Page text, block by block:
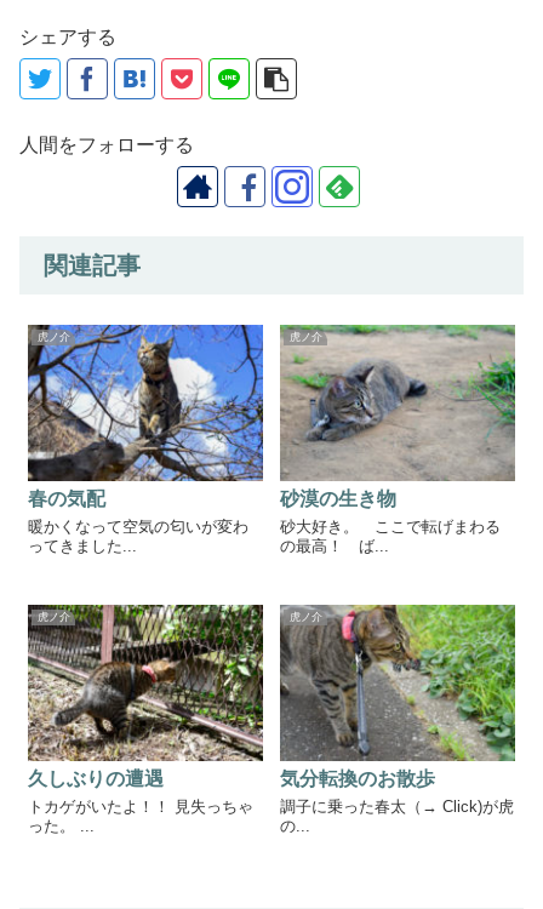
シェアする
人間をフォローする
関連記事
虎ノ介
春の気配
暖かくなって空気の匂いが変わ
ってきました...
虎ノ介
砂漠の生き物
砂大好き。 ここで転げまわる
の最高！ ば...
虎ノ介
久しぶりの遭遇
トカゲがいたよ！！ 見失っちゃ
った。 ...
虎ノ介
気分転換のお散歩
調子に乗った春太（→ Click)が虎
の...